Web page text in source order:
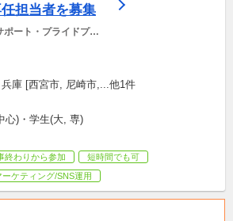
担当者を募集
ート・プライドプロ
庫 [西宮市, 尼崎市,...他1件
心)・学生(大, 専)
終わりから参加
短時間でも可
ーケティング/SNS運用